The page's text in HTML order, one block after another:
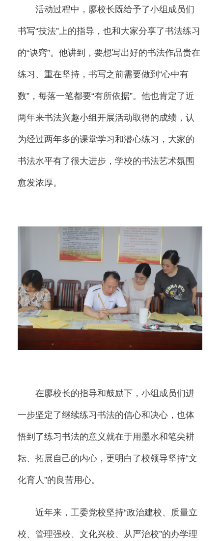
活动过程中，廖校长既给予了小组成员们
书写“技法”上的指导，也和大家分享了书法练习
的“诀窍”。他讲到，要想写出好的书法作品贵在
练习、重在坚持，书写之前需要做到“心中有
数”，每落一笔都要“有所依据”。他也肯定了近
两年来书法兴趣小组开展活动取得的成绩，认
为经过两年多的课堂学习和潜心练习，大家的
书法水平有了很大进步，学校的书法艺术氛围
愈发浓厚。
在廖校长的指导和鼓励下，小组成员们进
一步坚定了继续练习书法的信心和决心，也体
悟到了练习书法的意义就在于用墨水和笔尖耕
耘、拓展自己的内心，更明白了校领导坚持“文
化育人”的良苦用心。
近年来，工委党校坚持“政治建校、质量立
校、管理强校、文化兴校、从严治校”的办学理